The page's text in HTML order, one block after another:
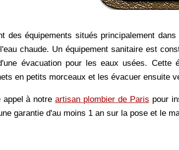
des équipements situés principalement
chaude. Un équipement sanitaire est
évacuation pour les eaux usées.
en petits morceaux et les évacuer ensuite
appel à notreartisan plombier de Paris pour
garantie d'au moins 1 an sur la pose et le